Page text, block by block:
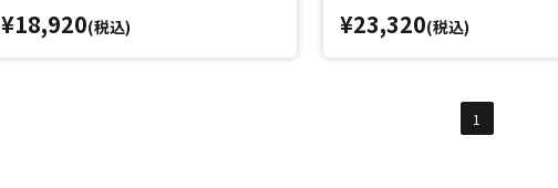
¥18,920(税込) ¥23,320(税込)
1